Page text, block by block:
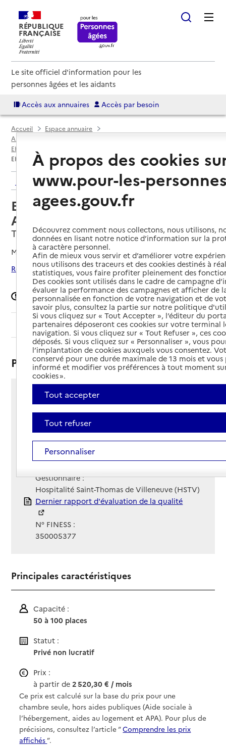
RÉPUBLIQUE
FRANÇAISE
Le site officiel d'information pour les
personnes âgées et les aidants
Accès aux annuaires Accès par besoin
Accueil
Espace annuaire
Annuaire EHPAD et maisons de retraite
EHPAD par département
EHPAD Maison de Retraite Saint-Anne
Retour aux résultats de l'annuaire
EHPAD Maison de Retraite Saint-
Anne
Tinténiac, ILLE-ET-VILAINE
Mis à jour le13/06/2025
Rechercher les établissements autour de Tinténiac
Signaler une erreur
Sommaire
Présentation
1 rue du Prieuré
Voir itinéraire
Téléphone :
02 99 23 01 01
Contact
Contact
Gestionnaire :
Hospitalité Saint-Thomas de Villeneuve (HSTV)
Rapport HAS
Dernier rapport d'évaluation de la qualité
N° FINESS :
350005377
Principales caractéristiques
Capacité :
50 à 100 places
Statut :
Privé non lucratif
Prix :
à partir de2 520,30 € / mois
Ce prix est calculé sur la base du prix pour une
chambre seule, hors aides publiques (Aide sociale à
l’hébergement, aides au logement et APA). Pour plus de
précisions, consultez l’article “Comprendre les prix
affichés”.
À propos des cookies
www.pour-les-
agees.gouv.fr
Découvrez comment nous collectons, nous utilisons,
données en lisant notre notice d’information sur la
à caractère personnel.
Afin de mieux vous servir et d’améliorer votre
nous utilisons des traceurs et des cookies destinés à
statistiques, vous faire profiter pleinement des
Des cookies sont utilisés dans le cadre de campagne
évaluer la performance des campagnes et afficher de
personnalisée en fonction de votre navigation et de
savoir plus, consultez la partie sur notre politique
Si vous cliquez sur « Tout Accepter », l’éditeur du
partenaires déposeront ces cookies sur votre terminal
navigation. Si vous cliquez sur « Tout Refuser », ces
déposés. Si vous cliquez sur « Personnaliser », vous
l’implantation de cookies auxquels vous consentez.
conservé pour une durée maximale de 13 mois et
informé et modifier vos préférences à tout moment
cookies ».
Tout accepter
Tout refuser
Personnaliser